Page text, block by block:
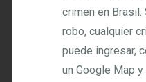
crimen en Brasil.
robo, cualquier
puede ingresar,
un Google Map